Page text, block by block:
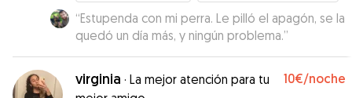
“Estupenda con mi perra. Le pilló el apagón, se la
quedó un día más, y ningún problema.”
virginia · La mejor atención para tu
10€/noche